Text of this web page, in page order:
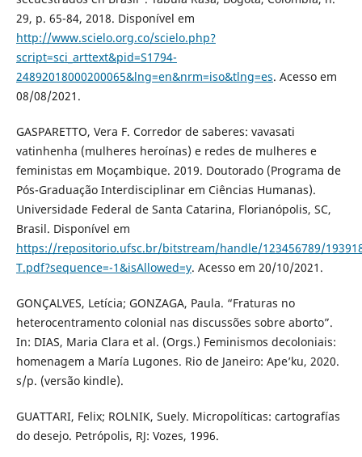
29, p. 65-84, 2018. Disponível em
http://www.scielo.org.co/scielo.php?
script=sci_arttext&pid=S1794-
24892018000200065&lng=en&nrm=iso&tlng=es. Acesso em
08/08/2021.
GASPARETTO, Vera F. Corredor de saberes: vavasati
vatinhenha (mulheres heroínas) e redes de mulheres e
feministas em Moçambique. 2019. Doutorado (Programa de
Pós-Graduação Interdisciplinar em Ciências Humanas).
Universidade Federal de Santa Catarina, Florianópolis, SC,
Brasil. Disponível em
https://repositorio.ufsc.br/bitstream/handle/123456789/
T.pdf?sequence=-1&isAllowed=y. Acesso em 20/10/2021.
GONÇALVES, Letícia; GONZAGA, Paula. “Fraturas no
heterocentramento colonial nas discussões sobre aborto”.
In: DIAS, Maria Clara et al. (Orgs.) Feminismos decoloniais:
homenagem a María Lugones. Rio de Janeiro: Ape’ku, 2020.
s/p. (versão kindle).
GUATTARI, Felix; ROLNIK, Suely. Micropolíticas: cartografías
do desejo. Petrópolis, RJ: Vozes, 1996.